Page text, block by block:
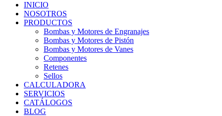
INICIO
NOSOTROS
PRODUCTOS
Bombas y Motores de Engranajes
Bombas y Motores de Pistón
Bombas y Motores de Vanes
Componentes
Retenes
Sellos
CALCULADORA
SERVICIOS
CATÁLOGOS
BLOG